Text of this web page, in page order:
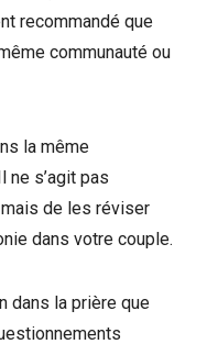
recommandé que
communauté ou
la même
ne s’agit pas
mais de les réviser
dans votre couple.
dans la prière que